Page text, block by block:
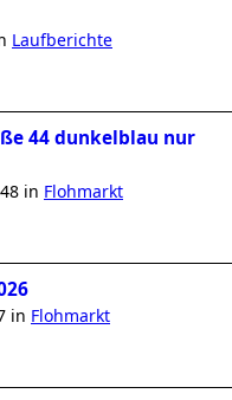
Laufberichte
44 dunkelblau nur
in Flohmarkt
in Flohmarkt